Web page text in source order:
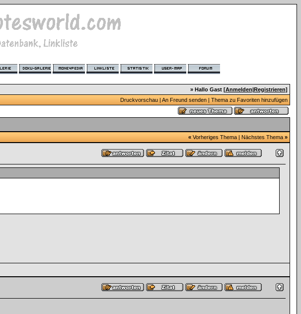
» Hallo Gast [Anmelden|Registrieren]
Druckvorschau| An Freund senden| Thema zu Favoriten hinzufügen
« Vorheriges Thema| Nächstes Thema »